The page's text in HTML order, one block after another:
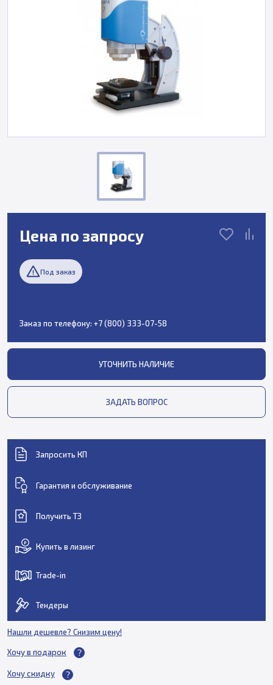
Цена по запросу
Под заказ
Заказ по телефону: +7 (800) 333-07-58
УТОЧНИТЬ НАЛИЧИЕ
ЗАДАТЬ ВОПРОС
Запросить КП
Гарантия и обслуживание
Получить ТЗ
Купить в лизинг
Trade-in
Тендеры
Нашли дешевле? Снизим цену!
Хочу в подарок
Хочу скидку